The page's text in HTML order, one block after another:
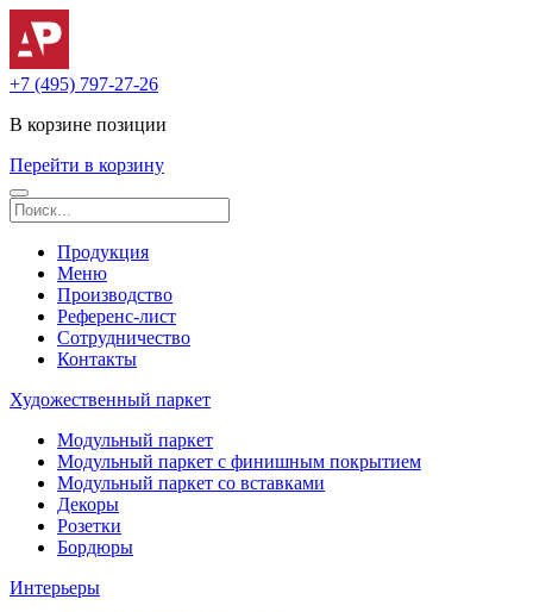
+7 (495) 797-27-26
В корзине позиции
Перейти в корзину
Продукция
Меню
Производство
Референс-лист
Сотрудничество
Контакты
Художественный паркет
Модульный паркет
Модульный паркет с финишным покрытием
Модульный паркет со вставками
Декоры
Розетки
Бордюры
Интерьеры